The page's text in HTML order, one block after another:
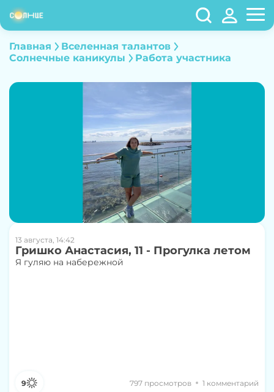
Главная
Вселенная талантов
Cолнечные каникулы
Работа участника
13 августа, 14:42
Гришко Анастасия, 11 - Прогулка летом
Я гуляю на набережной
9 797 просмотров 1 комментарий